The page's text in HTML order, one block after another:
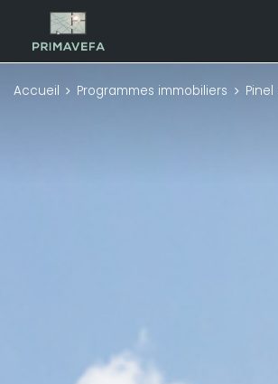
Accueil Programmes immobiliers Pinel